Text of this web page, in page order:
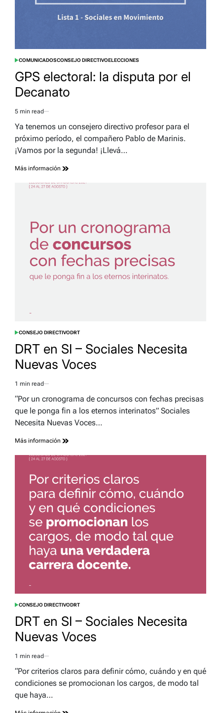
POSTED
COMUNICADOSCONSEJO DIRECTIVOELECCIONES
GPS electoral: la disputa por el
Decanato
Estimated
read
5 min read
Ya tenemos un consejero directivo profesor para el
próximo período, el compañero Pablo de Marinis.
¡Vamos por la segunda! ¡Llevá…
Más información
POSTED
CONSEJO DIRECTIVODRT
DRT en SI – Sociales Necesita
Nuevas Voces
Estimated
read
1 min read
“Por un cronograma de concursos con fechas precisas
que le ponga fin a los eternos interinatos” Sociales
Necesita Nuevas Voces…
Más información
POSTED
CONSEJO DIRECTIVODRT
DRT en SI – Sociales Necesita
Nuevas Voces
Estimated
read
1 min read
“Por criterios claros para definir cómo, cuándo y en qué
condiciones se promocionan los cargos, de modo tal
que haya…